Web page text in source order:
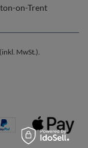
on-Trent
MwSt.).